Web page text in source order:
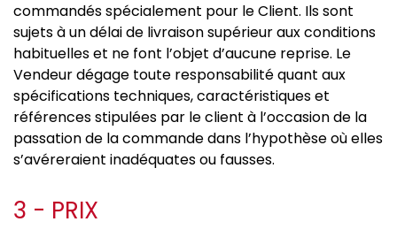
commandés spécialement pour le Client. Ils sont
sujets à un délai de livraison supérieur aux conditions
habituelles et ne font l’objet d’aucune reprise. Le
Vendeur dégage toute responsabilité quant aux
spécifications techniques, caractéristiques et
références stipulées par le client à l’occasion de la
passation de la commande dans l’hypothèse où elles
s’avéreraient inadéquates ou fausses.
3 - PRIX